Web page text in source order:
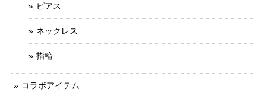
ピアス
ネックレス
指輪
コラボアイテム